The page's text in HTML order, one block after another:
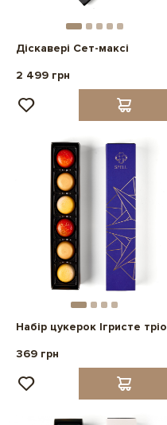
Діскавері Сет-максі
2 499 грн
Набір цукерок Ігристе тріо
369 грн